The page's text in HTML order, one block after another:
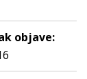
objave: